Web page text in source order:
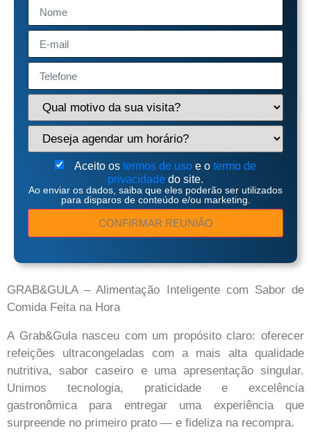
Aceito os termos de uso e o termo de
privacidade do site.
Ao enviar os dados, saiba que eles poderão ser utilizados
para disparos de conteúdo e/ou marketing.
CONFIRMAR REUNIÃO
GRAB&GULA – Alimentação Inteligente com Sabor de
Comida Feita na Hora
A Grab&Gula nasceu com um propósito claro: oferecer
refeições ultracongeladas com a mais alta qualidade
nutritiva, sabor caseiro e uma apresentação singular.
Unimos tecnologia, praticidade e excelência
gastronômica para entregar uma experiência que
surpreende no primeiro prato — e fideliza na recompra.